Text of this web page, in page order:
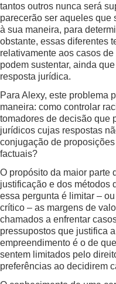
tantos outros nunca será
parecerão ser aqueles que
à sua maneira, para
obstante, essas diferentes
relativamente aos casos
podem sustentar, ainda
resposta jurídica.
Para Alexy, este problema
maneira: como controlar
tomadores de decisão que
jurídicos cujas respostas
conjugação de
factuais?
O propósito da maior parte
justificação e dos métodos
essa pergunta é limitar –
crítico – as margens de
chamados a enfrentar
pressupostos que justifica
empreendimento é o de
sentem limitados pelo
preferências ao decidirem